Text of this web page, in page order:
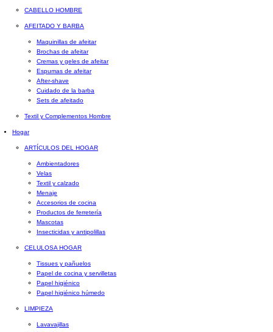
CABELLO HOMBRE
AFEITADO Y BARBA
Maquinillas de afeitar
Brochas de afeitar
Cremas y geles de afeitar
Espumas de afeitar
After-shave
Cuidado de la barba
Sets de afeitado
Textil y Complementos Hombre
Hogar
ARTÍCULOS DEL HOGAR
Ambientadores
Velas
Textil y calzado
Menaje
Accesorios de cocina
Productos de ferretería
Mascotas
Insecticidas y antipolillas
CELULOSA HOGAR
Tissues y pañuelos
Papel de cocina y servilletas
Papel higiénico
Papel higiénico húmedo
LIMPIEZA
Lavavajillas